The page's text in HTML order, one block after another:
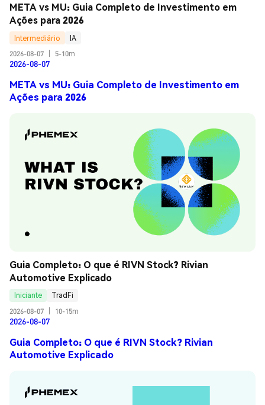
META vs MU: Guia Completo de Investimento em
Ações para 2026
Intermediário
IA
2026-08-07
5-10m
2026-08-07
META vs MU: Guia Completo de Investimento em
Ações para 2026
Guia Completo: O que é RIVN Stock? Rivian
Automotive Explicado
Iniciante
TradFi
2026-08-07
10-15m
2026-08-07
Guia Completo: O que é RIVN Stock? Rivian
Automotive Explicado